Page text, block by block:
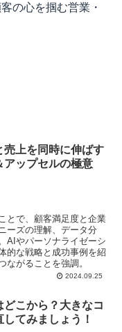
の心を掴む営業・
売上を同時に伸ばす
アップセルの極意
とで、顧客満足度と企業
ーズの理解、データ分
AIやパーソナライゼーシ
的な戦略と成功事例を紹
ながることを強調。
2024.09.25
どこから？大きなコ
てみましょう！